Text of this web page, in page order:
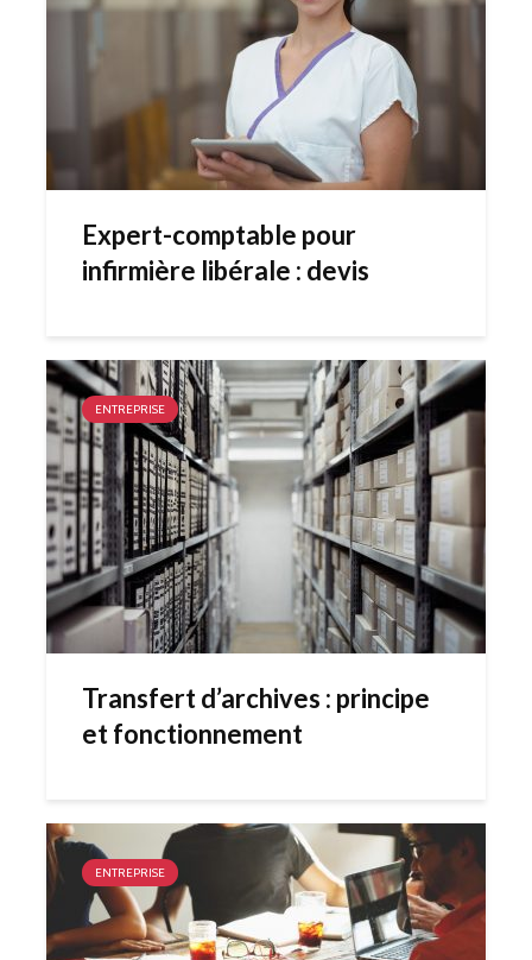
Expert-comptable pour
infirmière libérale : devis
ENTREPRISE
Transfert d’archives : principe
et fonctionnement
ENTREPRISE